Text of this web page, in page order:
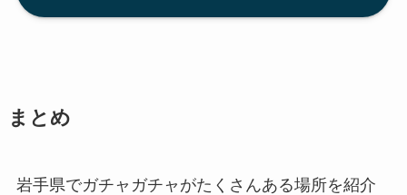
まとめ
岩手県でガチャガチャがたくさんある場所を紹介